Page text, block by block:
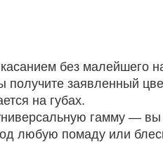
без малейшего
получите заявленный
на губах.
гамму — вы
любую помаду или